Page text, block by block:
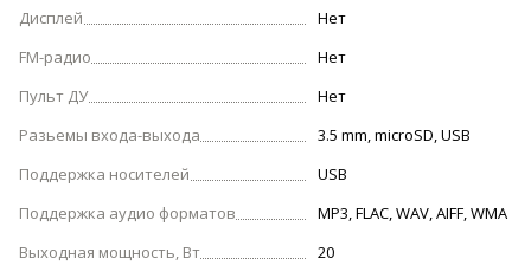
Дисплей
Нет
FM-радио
Нет
Пульт ДУ
Нет
Разьемы входа-выхода
3.5 mm, microSD, USB
Поддержка носителей
USB
Поддержка аудио форматов
MP3, FLAC, WAV, AIFF, WMA
Выходная мощность, Вт
20